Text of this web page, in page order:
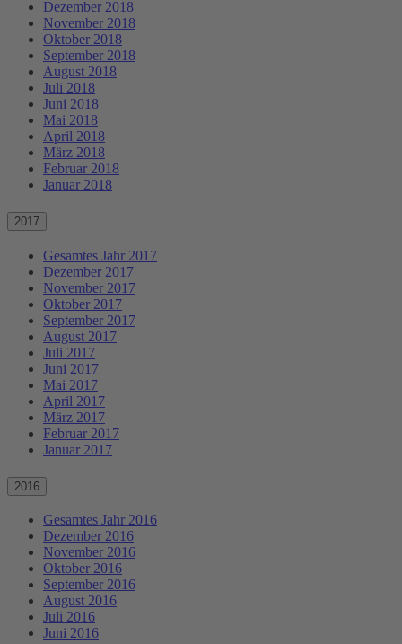
Dezember 2018
November 2018
Oktober 2018
September 2018
August 2018
Juli 2018
Juni 2018
Mai 2018
April 2018
März 2018
Februar 2018
Januar 2018
2017
Gesamtes Jahr 2017
Dezember 2017
November 2017
Oktober 2017
September 2017
August 2017
Juli 2017
Juni 2017
Mai 2017
April 2017
März 2017
Februar 2017
Januar 2017
2016
Gesamtes Jahr 2016
Dezember 2016
November 2016
Oktober 2016
September 2016
August 2016
Juli 2016
Juni 2016